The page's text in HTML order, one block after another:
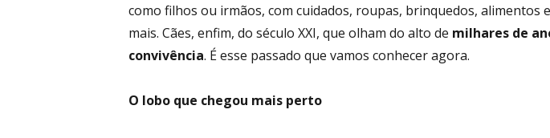
como filhos ou irmãos, com cuidados, roupas, brinquedos, alimentos
mais. Cães, enfim, do século XXI, que olham do alto de milhares de
convivência. É esse passado que vamos conhecer agora.
O lobo que chegou mais perto